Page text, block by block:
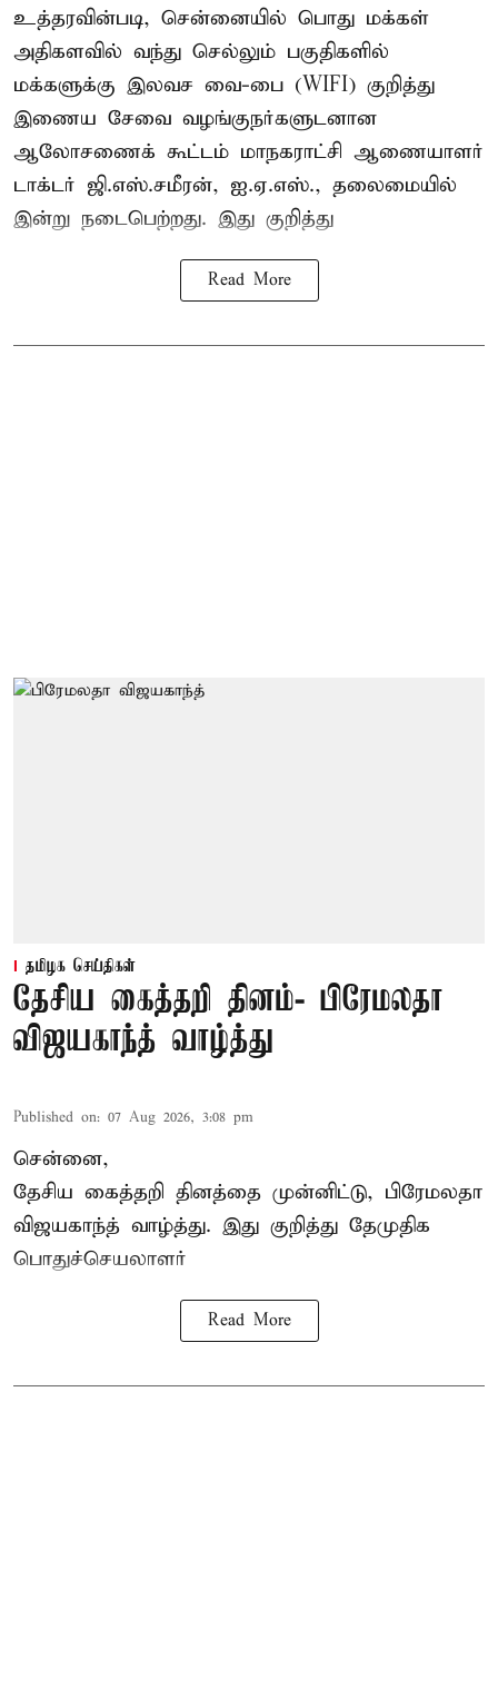
உத்தரவின்படி, சென்னையில் பொது மக்கள்
அதிகளவில் வந்து செல்லும் பகுதிகளில்
மக்களுக்கு இலவச வை-பை (WIFI) குறித்து
இணைய சேவை வழங்குநர்களுடனான
ஆலோசணைக் கூட்டம் மாநகராட்சி ஆணையாளர்
டாக்டர் ஜி.எஸ்.சமீரன், ஐ.ஏ.எஸ்., தலைமையில்
இன்று நடைபெற்றது. இது குறித்து
Read More
தமிழக செய்திகள்
தேசிய கைத்தறி தினம்- பிரேமலதா
விஜயகாந்த் வாழ்த்து
Published on: 07 Aug 2026, 3:08 pm
சென்னை,
தேசிய கைத்தறி தினத்தை முன்னிட்டு, பிரேமலதா
விஜயகாந்த் வாழ்த்து. இது குறித்து தேமுதிக
பொதுச்செயலாளர்
Read More